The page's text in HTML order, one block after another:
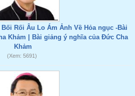
Rối Âu Lo Ám Ảnh Về Hỏa ngục -Bài
Khảm | Bài giảng ý nghĩa của Đức Cha
Khảm
(Xem: 5691)